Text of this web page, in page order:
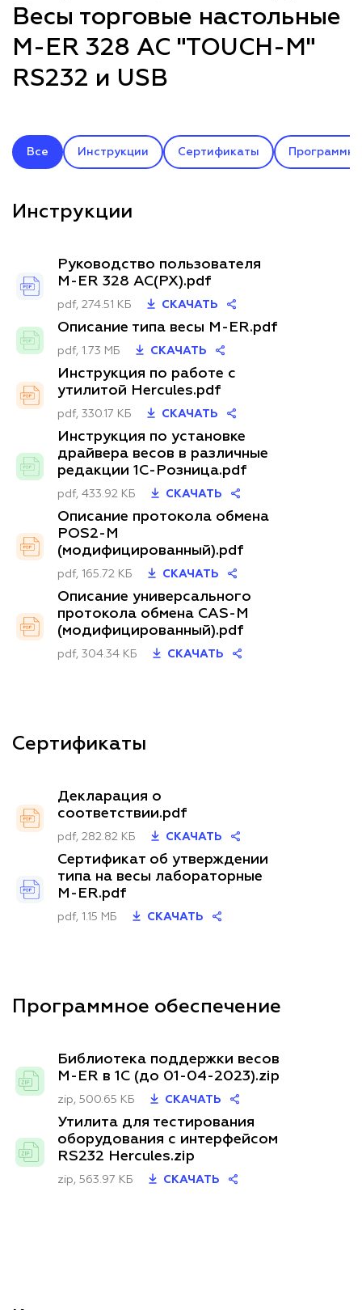
Весы торговые настольные
M-ER 328 AC "TOUCH-M"
RS232 и USB
Все Инструкции Сертификаты
Инструкции
Руководство пользователя
M-ER 328 AC(PX).pdf
pdf, 274.51 КБ СКАЧАТЬ
Описание типа весы M-ER.pdf
pdf, 1.73 МБ СКАЧАТЬ
Инструкция по работе с
утилитой Hercules.pdf
pdf, 330.17 КБ СКАЧАТЬ
Инструкция по установке
драйвера весов в различные
редакции 1С-Розница.pdf
pdf, 433.92 КБ СКАЧАТЬ
Описание протокола обмена
POS2-M
(модифицированный).pdf
pdf, 165.72 КБ СКАЧАТЬ
Описание универсального
протокола обмена CAS-M
(модифицированный).pdf
pdf, 304.34 КБ СКАЧАТЬ
Сертификаты
Декларация о
соответствии.pdf
pdf, 282.82 КБ СКАЧАТЬ
Сертификат об утверждении
типа на весы лабораторные
M-ER.pdf
pdf, 1.15 МБ СКАЧАТЬ
Программное обеспечение
Библиотека поддержки весов
M-ER в 1C (до 01-04-2023).zip
zip, 500.65 КБ СКАЧАТЬ
Утилита для тестирования
оборудования с интерфейсом
RS232 Hercules.zip
zip, 563.97 КБ СКАЧАТЬ